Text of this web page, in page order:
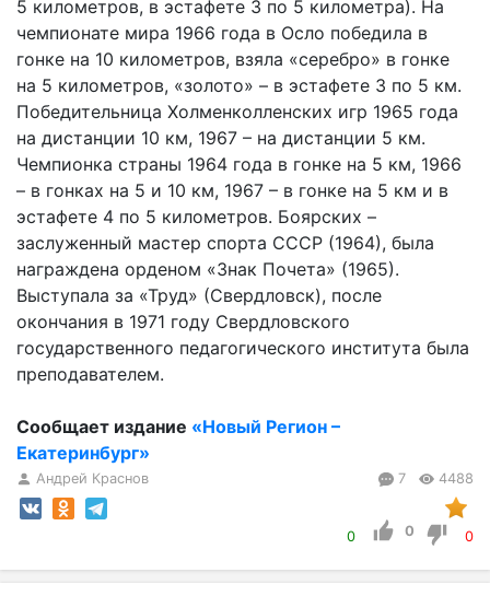
5 километров, в эстафете 3 по 5 километра). На
чемпионате мира 1966 года в Осло победила в
гонке на 10 километров, взяла «серебро» в гонке
на 5 километров, «золото» – в эстафете 3 по 5 км.
Победительница Холменколленских игр 1965 года
на дистанции 10 км, 1967 – на дистанции 5 км.
Чемпионка страны 1964 года в гонке на 5 км, 1966
– в гонках на 5 и 10 км, 1967 – в гонке на 5 км и в
эстафете 4 по 5 километров. Боярских –
заслуженный мастер спорта СССР (1964), была
награждена орденом «Знак Почета» (1965).
Выступала за «Труд» (Свердловск), после
окончания в 1971 году Свердловского
государственного педагогического института была
преподавателем.
Сообщает издание «Новый Регион –
Екатеринбург»
Андрей Краснов 7 4488
0 0 0